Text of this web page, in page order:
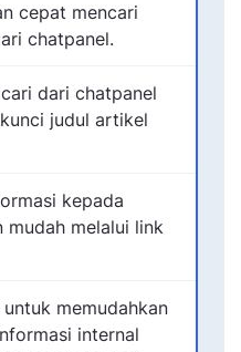
cepat mencari
chatpanel.
dari chatpanel
judul artikel
kepada
mudah melalui link
memudahkan
internal